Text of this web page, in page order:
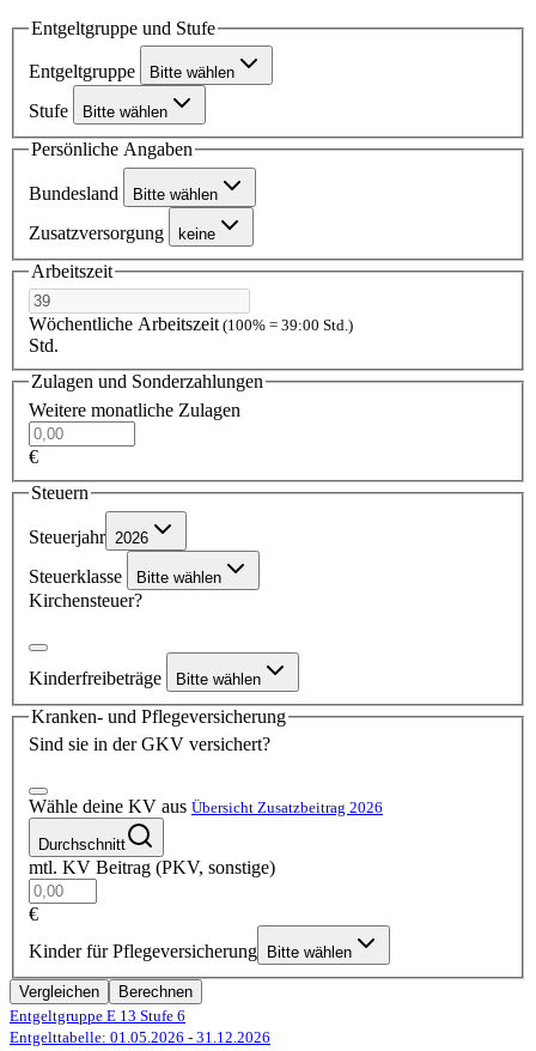
Entgeltgruppe und Stufe
Entgeltgruppe Bitte wählen
Stufe Bitte wählen
Persönliche Angaben
Bundesland Bitte wählen
Zusatzversorgung keine
Arbeitszeit
Wöchentliche Arbeitszeit(100% = 39:00 Std.)
Std.
Zulagen und Sonderzahlungen
Weitere monatliche Zulagen
€
Steuern
Steuerjahr 2026
Steuerklasse Bitte wählen
Kirchensteuer?
Kinderfreibeträge Bitte wählen
Kranken- und Pflegeversicherung
Sind sie in der GKV versichert?
Wähle deine KV aus Übersicht Zusatzbeitrag 2026
Durchschnitt
mtl. KV Beitrag (PKV, sonstige)
€
Kinder für Pflegeversicherung
Bitte wählen
Vergleichen
Berechnen
Entgeltgruppe E 13 Stufe 6
Entgelttabelle: 01.05.2026 - 31.12.2026